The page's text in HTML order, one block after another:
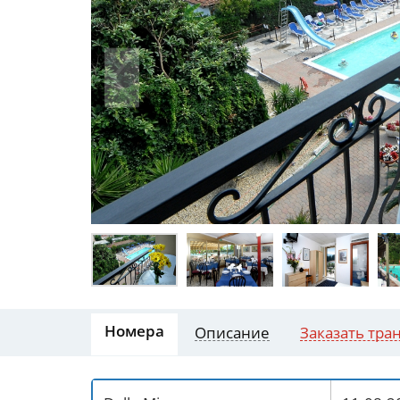
Номера Описание Заказать